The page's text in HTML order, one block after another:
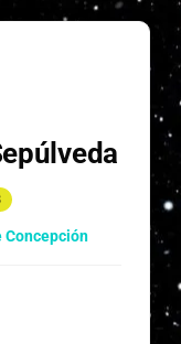
Concepción